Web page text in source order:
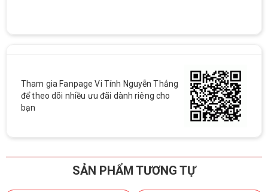
Tham gia Fanpage Vi Tính Nguyễn Thắng
để theo dõi nhiều ưu đãi dành riêng cho
bạn
SẢN PHẨM TƯƠNG TỰ